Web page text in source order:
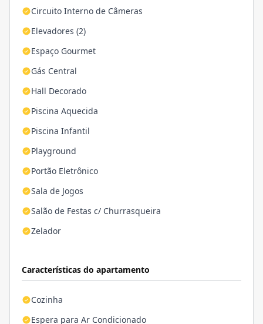
Circuito Interno de Câmeras
Elevadores (2)
Espaço Gourmet
Gás Central
Hall Decorado
Piscina Aquecida
Piscina Infantil
Playground
Portão Eletrônico
Sala de Jogos
Salão de Festas c/ Churrasqueira
Zelador
Características do apartamento
Cozinha
Espera para Ar Condicionado